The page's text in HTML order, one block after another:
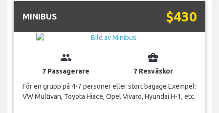
MINIBUS $430
group
7 Passagerare
business_center
7 Resväskor
För en grupp på 4-7 personer eller stort bagage Exempel:
VW Multivan, Toyota Hiace, Opel Vivaro, Hyundai H-1, etc.